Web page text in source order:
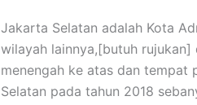
Jakarta Selatan adalah Kota
wilayah lainnya,[butuh
menengah ke atas dan tempat
Selatan pada tahun 2018